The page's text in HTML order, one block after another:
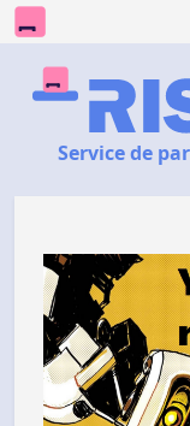
Service de